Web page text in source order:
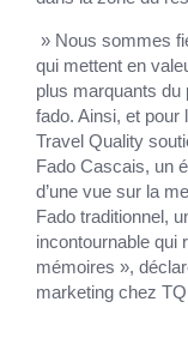
» Nous sommes
qui mettent en
plus marquants du
fado. Ainsi, et
Travel Quality
Fado Cascais, un
d’une vue sur la
Fado traditionnel,
incontournable qui
mémoires »,
marketing chez